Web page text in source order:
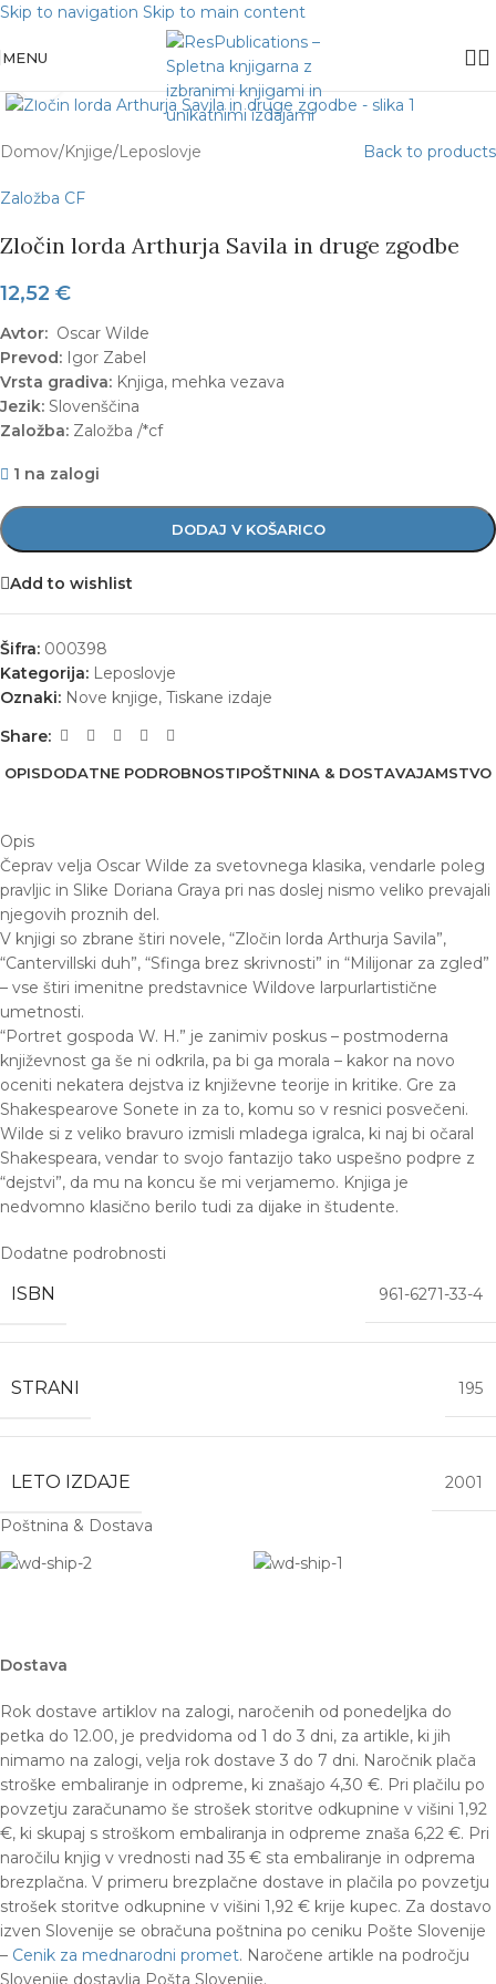
Skip to navigation Skip to main content
MENU
Click to enlarge
Domov/Knjige/Leposlovje Back to products
Založba CF
Zločin lorda Arthurja Savila in druge zgodbe
12,52 €
Avtor: Oscar Wilde
Prevod: Igor Zabel
Vrsta gradiva: Knjiga, mehka vezava
Jezik: Slovenščina
Založba: Založba /*cf
1 na zalogi
DODAJ V KOŠARICO
Add to wishlist
Šifra: 000398
Kategorija: Leposlovje
Oznaki: Nove knjige, Tiskane izdaje
Share:
OPISDODATNE PODROBNOSTIPOŠTNINA & DOSTAVAJAMSTVO
Opis
Čeprav velja Oscar Wilde za svetovnega klasika, vendarle poleg
pravljic in Slike Doriana Graya pri nas doslej nismo veliko prevajali
njegovih proznih del.
V knjigi so zbrane štiri novele, “Zločin lorda Arthurja Savila”,
“Cantervillski duh”, “Sfinga brez skrivnosti” in “Milijonar za zgled”
– vse štiri imenitne predstavnice Wildove larpurlartistične
umetnosti.
“Portret gospoda W. H.” je zanimiv poskus – postmoderna
književnost ga še ni odkrila, pa bi ga morala – kakor na novo
oceniti nekatera dejstva iz književne teorije in kritike. Gre za
Shakespearove Sonete in za to, komu so v resnici posvečeni.
Wilde si z veliko bravuro izmisli mladega igralca, ki naj bi očaral
Shakespeara, vendar to svojo fantazijo tako uspešno podpre z
“dejstvi”, da mu na koncu še mi verjamemo. Knjiga je
nedvomno klasično berilo tudi za dijake in študente.
Dodatne podrobnosti
ISBN 961-6271-33-4
STRANI 195
LETO IZDAJE 2001
Poštnina & Dostava
Dostava
Rok dostave artiklov na zalogi, naročenih od ponedeljka do
petka do 12.00, je predvidoma od 1 do 3 dni, za artikle, ki jih
nimamo na zalogi, velja rok dostave 3 do 7 dni. Naročnik plača
stroške embaliranje in odpreme, ki znašajo 4,30 €. Pri plačilu po
povzetju zaračunamo še strošek storitve odkupnine v višini 1,92
€, ki skupaj s stroškom embaliranja in odpreme znaša 6,22 €. Pri
naročilu knjig v vrednosti nad 35 € sta embaliranje in odprema
brezplačna. V primeru brezplačne dostave in plačila po povzetju
strošek storitve odkupnine v višini 1,92 € krije kupec. Za dostavo
izven Slovenije se obračuna poštnina po ceniku Pošte Slovenije
– Cenik za mednarodni promet. Naročene artikle na področju
Slovenije dostavlja Pošta Slovenije.